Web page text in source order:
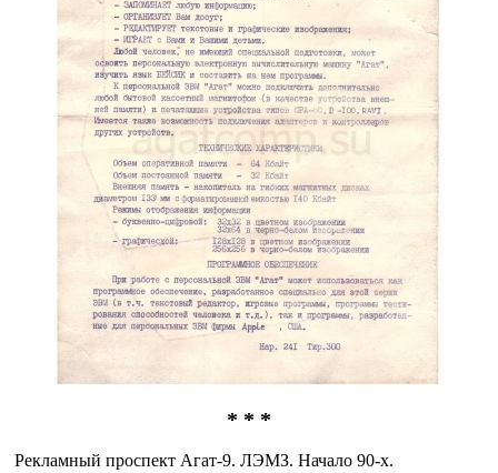
* * *
Рекламный проспект Агат-9. ЛЭМЗ. Начало 90-х.